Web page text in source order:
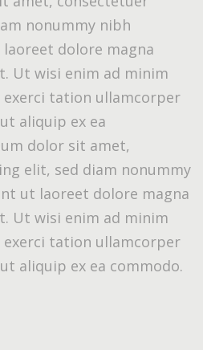
nonummy nibh
dolore magna
Ut wisi enim ad minim
tation ullamcorper
aliquip ex ea
dolor sit amet,
elit, sed diam nonummy
ut laoreet dolore magna
Ut wisi enim ad minim
tation ullamcorper
aliquip ex ea commodo.